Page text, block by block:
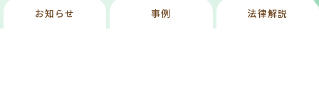
お知らせ 事例 法律解説